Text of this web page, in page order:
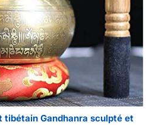
tibétain Gandhanra sculpté et